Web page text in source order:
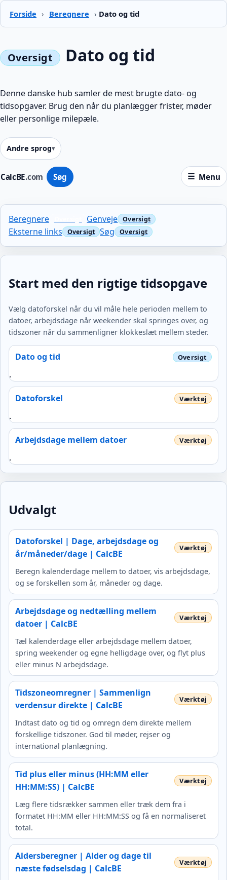
Forside › Beregnere › Dato og tid
CalcBE.com Søg Menu
Dato og tid
Denne danske hub samler de mest brugte dato- og
tidsopgaver. Brug den når du planlægger frister, møder
eller personlige milepæle.
Andre sprog
Beregnere
Genveje
Eksterne links
Søg
Start med den rigtige tidsopgave
Vælg datoforskel når du vil måle hele perioden mellem to
datoer, arbejdsdage når weekender skal springes over, og
tidszoner når du sammenligner klokkeslæt mellem steder.
Dato og tid
.
Datoforskel
.
Arbejdsdage mellem datoer
.
Udvalgt
Datoforskel | Dage, arbejdsdage og
år/måneder/dage | CalcBE
Beregn kalenderdage mellem to datoer, vis arbejdsdage,
og se forskellen som år, måneder og dage.
Arbejdsdage og nedtælling mellem
datoer | CalcBE
Tæl kalenderdage eller arbejdsdage mellem datoer,
spring weekender og egne helligdage over, og flyt plus
eller minus N arbejdsdage.
Tidszoneomregner | Sammenlign
verdensur direkte | CalcBE
Indtast dato og tid og omregn dem direkte mellem
forskellige tidszoner. God til møder, rejser og
international planlægning.
Tid plus eller minus (HH:MM eller
HH:MM:SS) | CalcBE
Læg flere tidsrækker sammen eller træk dem fra i
formatet HH:MM eller HH:MM:SS og få en normaliseret
total.
Aldersberegner | Alder og dage til
næste fødselsdag | CalcBE